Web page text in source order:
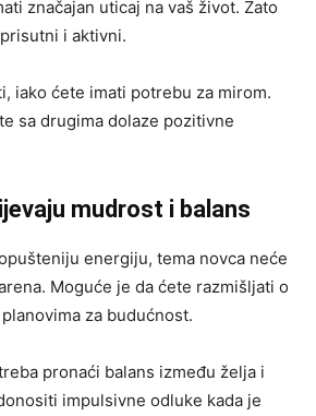
značajan uticaj na vaš život. Zato
i aktivni.
iako ćete imati potrebu za mirom.
sa drugima dolaze pozitivne
mudrost i balans
energiju, tema novca neće
Moguće je da ćete razmišljati o
za budućnost.
pronaći balans između želja i
impulsivne odluke kada je